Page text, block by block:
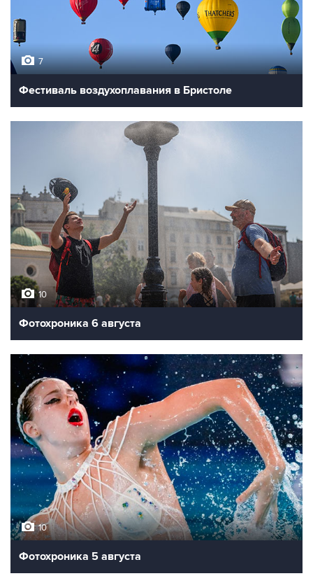
7
Фестиваль воздухоплавания в Бристоле
10
Фотохроника 6 августа
10
Фотохроника 5 августа